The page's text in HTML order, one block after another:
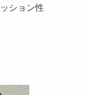
ッション性